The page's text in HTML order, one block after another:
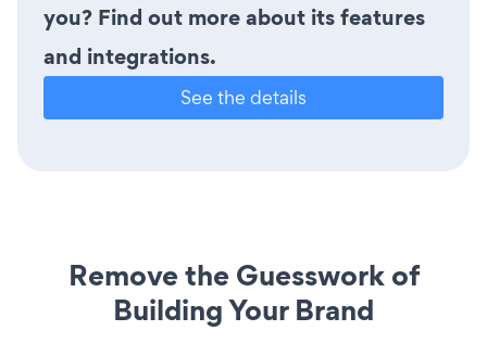
you? Find out more about its features
and integrations.
See the details
Remove the Guesswork of
Building Your Brand